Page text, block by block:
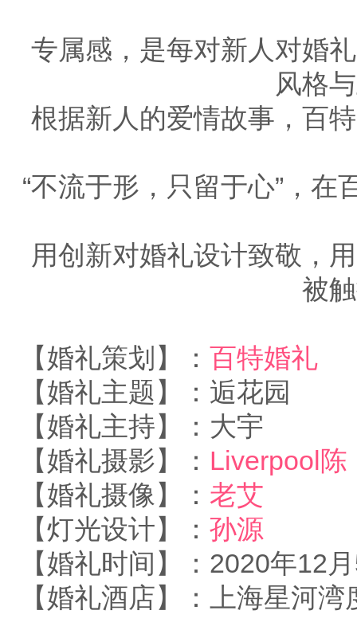
专属感，是每对新人对婚
风格
根据新人的爱情故事，百
“不流于形，只留于心”，
用创新对婚礼设计致敬，
被
【婚礼策划】： 百特婚礼
【婚礼主题】：逅花园
【婚礼主持】：大宇
【婚礼摄影】： Liverpool陈
【婚礼摄像】： 老艾
【灯光设计】： 孙源
【婚礼时间】：2020年12
【婚礼酒店】：上海星河湾